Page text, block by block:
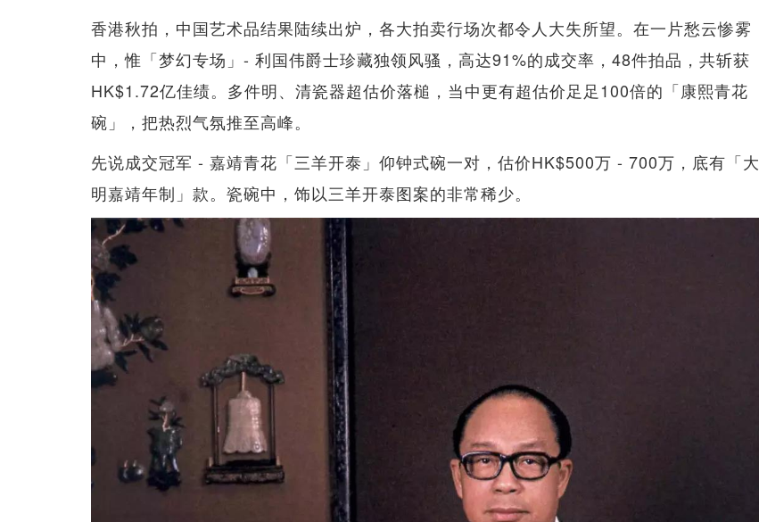
香港秋拍，中国艺术品结果陆续出炉，各大拍卖行场次都令人大失所望。在一片愁云惨雾
中，惟「梦幻专场」- 利国伟爵士珍藏独领风骚，高达91%的成交率，48件拍品，共斩获
HK$1.72亿佳绩。多件明、清瓷器超估价落槌，当中更有超估价足足100倍的「康熙青花
碗」，把热烈气氛推至高峰。
先说成交冠军 - 嘉靖青花「三羊开泰」仰钟式碗一对，估价HK$500万 - 700万，底有「大
明嘉靖年制」款。瓷碗中，饰以三羊开泰图案的非常稀少。